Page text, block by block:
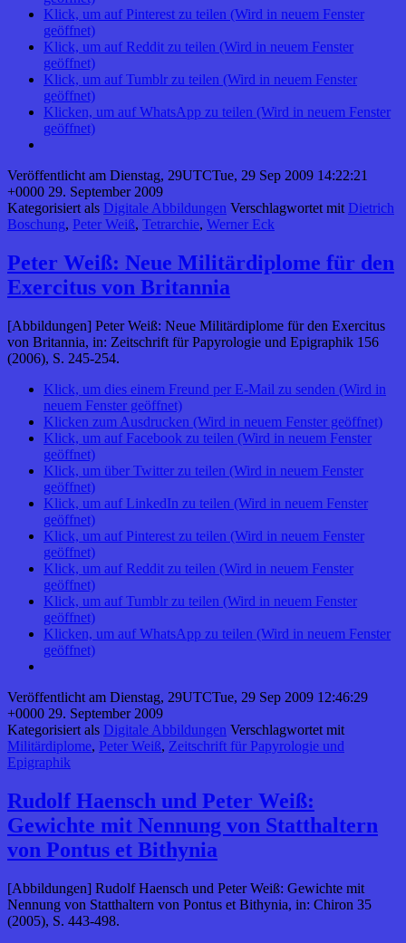
Klick, um auf Pinterest zu teilen (Wird in neuem Fenster
geöffnet)
Klick, um auf Reddit zu teilen (Wird in neuem Fenster
geöffnet)
Klick, um auf Tumblr zu teilen (Wird in neuem Fenster
geöffnet)
Klicken, um auf WhatsApp zu teilen (Wird in neuem Fenster
geöffnet)
Veröffentlicht am Dienstag, 29UTCTue, 29 Sep 2009 14:22:21
+0000 29. September 2009
Kategorisiert als Digitale Abbildungen Verschlagwortet mit Dietrich
Boschung, Peter Weiß, Tetrarchie, Werner Eck
Peter Weiß: Neue Militärdiplome für den
Exercitus von Britannia
[Abbildungen] Peter Weiß: Neue Militärdiplome für den Exercitus
von Britannia, in: Zeitschrift für Papyrologie und Epigraphik 156
(2006), S. 245-254.
Klick, um dies einem Freund per E-Mail zu senden (Wird in
neuem Fenster geöffnet)
Klicken zum Ausdrucken (Wird in neuem Fenster geöffnet)
Klick, um auf Facebook zu teilen (Wird in neuem Fenster
geöffnet)
Klick, um über Twitter zu teilen (Wird in neuem Fenster
geöffnet)
Klick, um auf LinkedIn zu teilen (Wird in neuem Fenster
geöffnet)
Klick, um auf Pinterest zu teilen (Wird in neuem Fenster
geöffnet)
Klick, um auf Reddit zu teilen (Wird in neuem Fenster
geöffnet)
Klick, um auf Tumblr zu teilen (Wird in neuem Fenster
geöffnet)
Klicken, um auf WhatsApp zu teilen (Wird in neuem Fenster
geöffnet)
Veröffentlicht am Dienstag, 29UTCTue, 29 Sep 2009 12:46:29
+0000 29. September 2009
Kategorisiert als Digitale Abbildungen Verschlagwortet mit
Militärdiplome, Peter Weiß, Zeitschrift für Papyrologie und
Epigraphik
Rudolf Haensch und Peter Weiß:
Gewichte mit Nennung von Statthaltern
von Pontus et Bithynia
[Abbildungen] Rudolf Haensch und Peter Weiß: Gewichte mit
Nennung von Statthaltern von Pontus et Bithynia, in: Chiron 35
(2005), S. 443-498.